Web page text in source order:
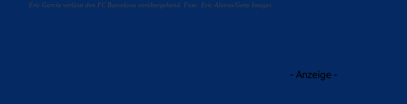
Eric García verlässt den FC Barcelona vorübergehend. Foto: Eric Alonso/Getty Images
- Anzeige -